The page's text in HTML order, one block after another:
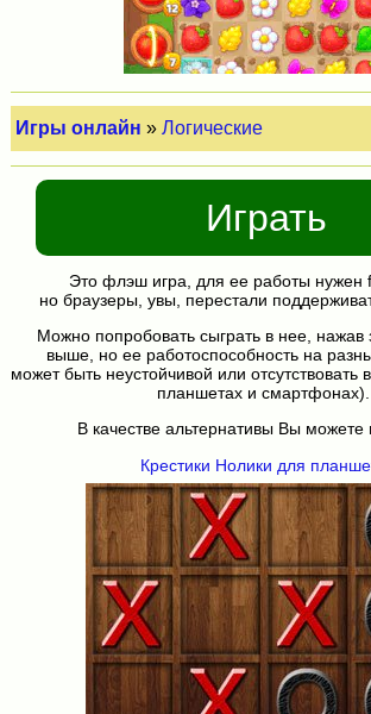
Игры онлайн »Логические
Играть
Это флэш игра, для ее работы нужен
но браузеры, увы, перестали
Можно попробовать сыграть в нее, нажав
выше, но ее работоспособность на
может быть неустойчивой или отсутствовать
планшетах и смартфонах).
В качестве альтернативы Вы можете
Крестики Нолики для